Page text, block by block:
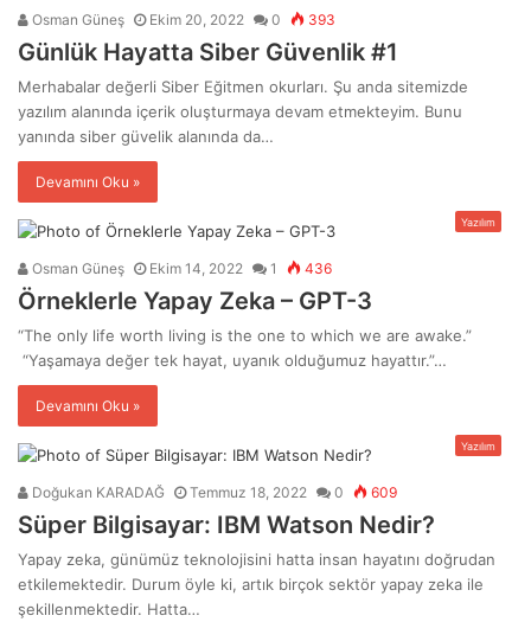
Osman Güneş Ekim 20, 2022 0 393
Günlük Hayatta Siber Güvenlik #1
Merhabalar değerli Siber Eğitmen okurları. Şu anda sitemizde
yazılım alanında içerik oluşturmaya devam etmekteyim. Bunu
yanında siber güvelik alanında da…
Devamını Oku »
Yazılım
Osman Güneş Ekim 14, 2022 1 436
Örneklerle Yapay Zeka – GPT-3
“The only life worth living is the one to which we are awake.”
“Yaşamaya değer tek hayat, uyanık olduğumuz hayattır.”…
Devamını Oku »
Yazılım
Doğukan KARADAĞ Temmuz 18, 2022 0 609
Süper Bilgisayar: IBM Watson Nedir?
Yapay zeka, günümüz teknolojisini hatta insan hayatını doğrudan
etkilemektedir. Durum öyle ki, artık birçok sektör yapay zeka ile
şekillenmektedir. Hatta…